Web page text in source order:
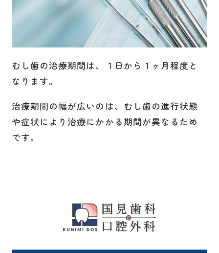
むし歯の治療期間は、１日から１ヶ月程度と
なります。
治療期間の幅が広いのは、むし歯の進行状態
や症状により治療にかかる期間が異なるため
です。